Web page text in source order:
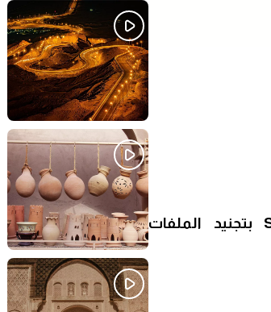
تقوم Société d’Aménagement Zenata Groupe CDG بتجنيد الملفات